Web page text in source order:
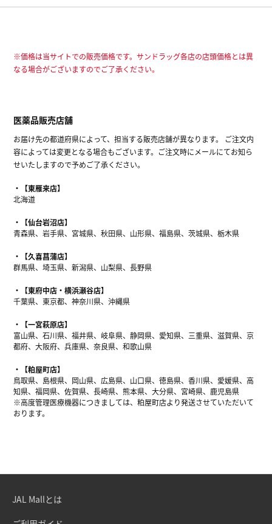
※価格は当サイトでの販売価格です。サンドラッグ各店の店頭価格とは異
なる場合がございますのでご了承ください。
医薬品販売店舗
お届け先の都道府県によって、担当する販売店舗が異なります。 ご注文内
容によっては変更となる場合もございます。ご注文時にメールにてお知ら
せいたしますので予めご了承ください。
【東雁来店】
北海道
【仙台岩沼店】
青森県、岩手県、宮城県、秋田県、山形県、福島県、茨城県、栃木県
【久喜菖蒲店】
群馬県、埼玉県、新潟県、山梨県、長野県
【東府中店・横浜瀬谷店】
千葉県、東京都、神奈川県、沖縄県
【一宮萩原店】
富山県、石川県、福井県、岐阜県、静岡県、愛知県、三重県、滋賀県、京
都府、大阪府、兵庫県、奈良県、和歌山県
【粕屋町店】
鳥取県、島根県、岡山県、広島県、山口県、徳島県、香川県、愛媛県、高
知県、福岡県、佐賀県、長崎県、熊本県、大分県、宮崎県、鹿児島県
※高度管理医療機器につきましては、粕屋町店より発送させていただいて
おります。
JAL Mallとは